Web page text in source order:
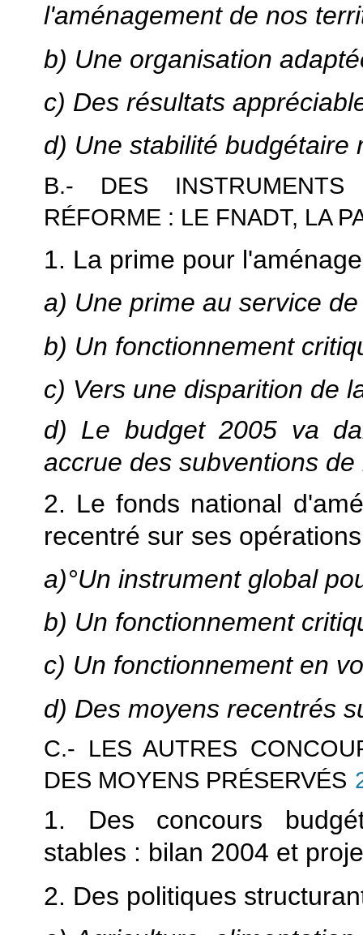
l'aménagement de nos
b) Une organisation
c) Des résultats
d) Une stabilité budgétaire
B.- DES
RÉFORME : LE FNADT, LA
1. La prime pour
a) Une prime au service
b) Un fonctionnement
c) Vers une disparition de
d) Le budget 2005 va
accrue des subventions de
2. Le fonds national
recentré sur ses
a)°Un instrument global
b) Un fonctionnement
c) Un fonctionnement en
d) Des moyens recentrés
C.- LES AUTRES
DES MOYENS PRÉSERVÉS
1. Des concours
stables : bilan 2004 et
2. Des politiques